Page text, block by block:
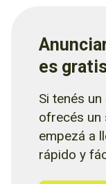
es
Si tenés
ofrecés un
empezá a
rápido y